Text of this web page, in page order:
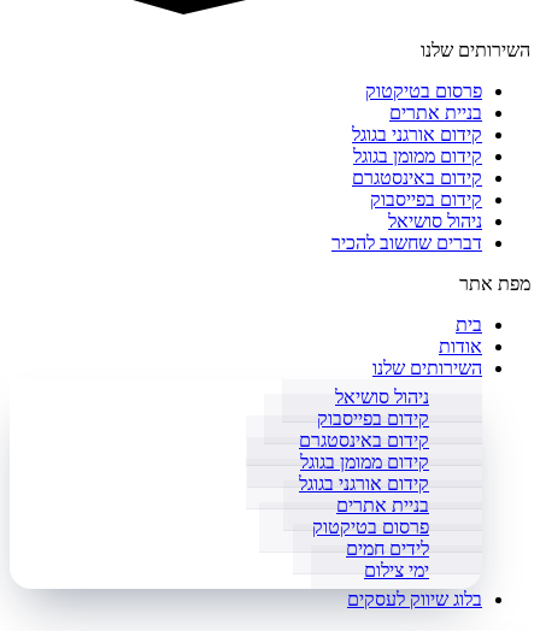
השירותים שלנו
פרסום בטיקטוק
בניית אתרים
קידום אורגני בגוגל
קידום ממומן בגוגל
קידום באינסטגרם
קידום בפייסבוק
ניהול סושיאל
דברים שחשוב להכיר
מפת אתר
בית
אודות
השירותים שלנו
ניהול סושיאל
קידום בפייסבוק
קידום באינסטגרם
קידום ממומן בגוגל
קידום אורגני בגוגל
בניית אתרים
פרסום בטיקטוק
לידים חמים
ימי צילום
בלוג שיווק לעסקים